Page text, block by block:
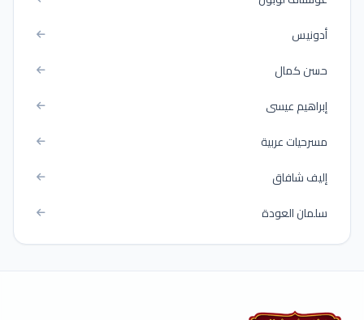
أدونيس
حسن كمال
إبراهيم عيسى
مسرحيات عربية
إليف شافاق
سلمان العودة